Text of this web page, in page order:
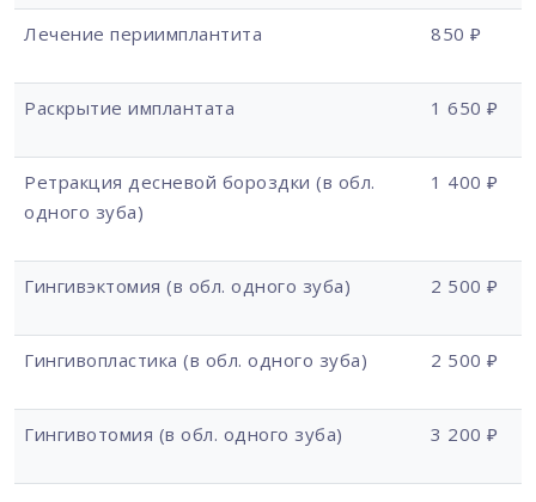
Лечение периимплантита 850 ₽
Раскрытие имплантата 1 650 ₽
Ретракция десневой бороздки (в обл.
одного зуба)
1 400 ₽
Гингивэктомия (в обл. одного зуба) 2 500 ₽
Гингивопластика (в обл. одного зуба) 2 500 ₽
Гингивотомия (в обл. одного зуба) 3 200 ₽